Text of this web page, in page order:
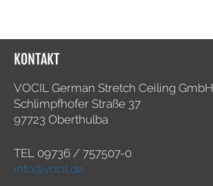
KONTAKT
VOCIL German Stretch Ceiling GmbH
Schlimpfhofer Straße 37
97723 Oberthulba
TEL 09736 / 757507-0
info@vocil.de